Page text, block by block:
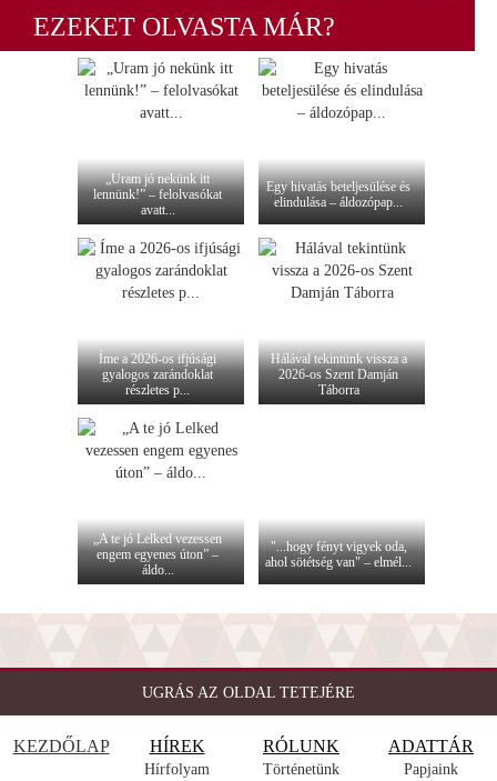
EZEKET OLVASTA MÁR?
„Uram jó nekünk itt
lennünk!” – felolvasókat
avatt...
Egy hivatás beteljesülése és
elindulása – áldozópap...
Íme a 2026-os ifjúsági
gyalogos zarándoklat
részletes p...
Hálával tekintünk vissza a
2026-os Szent Damján
Táborra
„A te jó Lelked vezessen
engem egyenes úton” –
áldo...
"...hogy fényt vigyek oda,
ahol sötétség van" – elmél...
UGRÁS AZ OLDAL TETEJÉRE
KEZDŐLAP HÍREK
Hírfolyam
RÓLUNK
Történetünk
ADATTÁR
Papjaink